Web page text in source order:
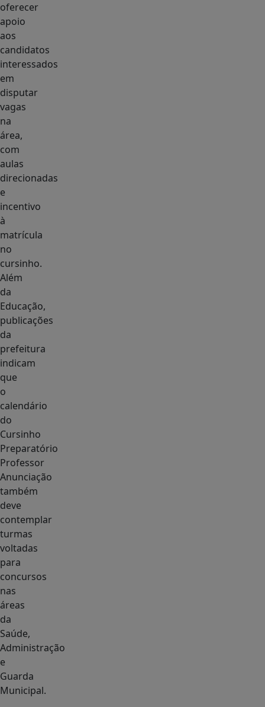
oferecer
apoio
aos
candidatos
interessados
em
disputar
vagas
na
área,
com
aulas
direcionadas
e
incentivo
à
matrícula
no
cursinho.
Além
da
Educação,
publicações
da
prefeitura
indicam
que
o
calendário
do
Cursinho
Preparatório
Professor
Anunciação
também
deve
contemplar
turmas
voltadas
para
concursos
nas
áreas
da
Saúde,
Administração
e
Guarda
Municipal.